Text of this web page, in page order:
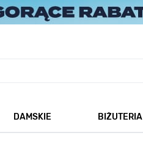
DAMSKIE
BIŻUTERIA